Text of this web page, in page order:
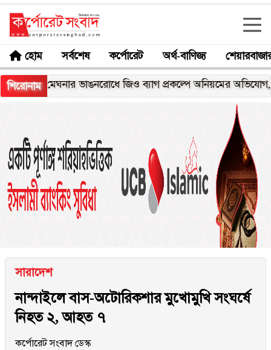
হোম সর্বশেষ কর্পোরেট অর্থ-বাণিজ্য
শিরোনাম
মেঘনার ভাঙনরোধে জিও ব্যাগ প্রকল্পে অনিয়মের অভিযোগ,
সারাদেশ
নান্দাইলে বাস-অটোরিকশার মুখোমুখি সংঘর্ষে
নিহত ২, আহত ৭
কর্পোরেট সংবাদ ডেস্ক